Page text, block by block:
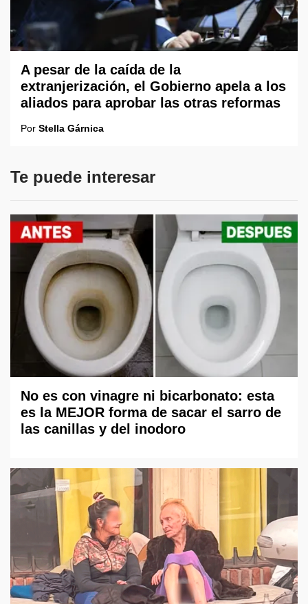
A pesar de la caída de la
extranjerización, el Gobierno apela a los
aliados para aprobar las otras reformas
Por Stella Gárnica
Te puede interesar
No es con vinagre ni bicarbonato: esta
es la MEJOR forma de sacar el sarro de
las canillas y del inodoro